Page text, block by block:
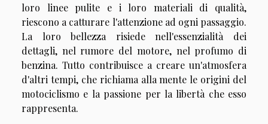
loro linee pulite e i loro materiali di qualità,
riescono a catturare l'attenzione ad ogni passaggio.
La loro bellezza risiede nell'essenzialità dei
dettagli, nel rumore del motore, nel profumo di
benzina. Tutto contribuisce a creare un'atmosfera
d'altri tempi, che richiama alla mente le origini del
motociclismo e la passione per la libertà che esso
rappresenta.